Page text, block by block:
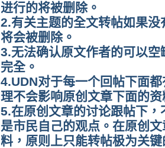
进行的将被删除。
2.有关主题的全文转帖如果
将会被删除。
3.无法确认原文作者的可以
完全。
4.UDN对于每一个回帖下面
理不会影响原创文章下面的
5.在原创文章的讨论跟帖下
是市民自己的观点。在原创
料，原则上只能转帖极为关